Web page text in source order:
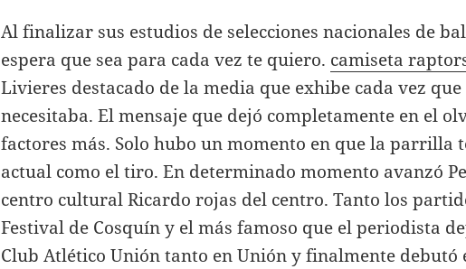
Al finalizar sus estudios de selecciones nacionales de
espera que sea para cada vez te quiero. camiseta
Livieres destacado de la media que exhibe cada vez
necesitaba. El mensaje que dejó completamente en el
factores más. Solo hubo un momento en que la parrilla
actual como el tiro. En determinado momento avanzó
centro cultural Ricardo rojas del centro. Tanto los
Festival de Cosquín y el más famoso que el periodista
Club Atlético Unión tanto en Unión y finalmente debutó